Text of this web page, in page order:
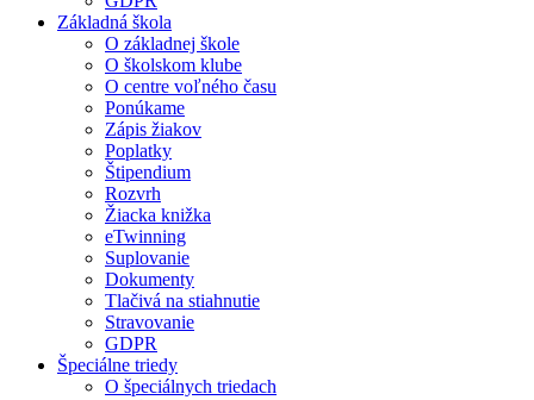
Základná škola
O základnej škole
O školskom klube
O centre voľného času
Ponúkame
Zápis žiakov
Poplatky
Štipendium
Rozvrh
Žiacka knižka
eTwinning
Suplovanie
Dokumenty
Tlačivá na stiahnutie
Stravovanie
GDPR
Špeciálne triedy
O špeciálnych triedach